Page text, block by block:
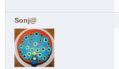
Sonj@